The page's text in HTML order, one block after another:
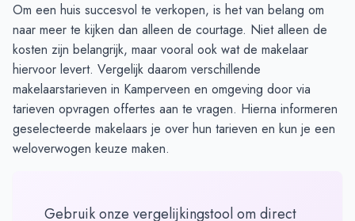
Om een huis succesvol te verkopen, is het van belang om
naar meer te kijken dan alleen de courtage. Niet alleen de
kosten zijn belangrijk, maar vooral ook wat de makelaar
hiervoor levert. Vergelijk daarom verschillende
makelaarstarieven in Kamperveen en omgeving door via
tarieven opvragen offertes aan te vragen. Hierna informeren
geselecteerde makelaars je over hun tarieven en kun je een
weloverwogen keuze maken.
Gebruik onze vergelijkingstool om direct